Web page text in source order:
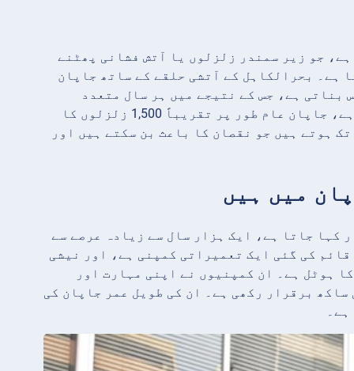
ہے، جو زیر سمندر زلزلوں یا آتش فشانی پھٹنے
ہے۔ بحرالکاہل کے آتشی حلقے کے ساتھ جاپان
ہے، جس کے نتیجے میں ہر سال متعدد
زلزلے آتے ہیں۔ اگرچہ زلزلوں کی صحیح تعداد سالانہ مختلف ہو سکتی ہے، جاپان عام طور پر تقریباً 1,500 زلزلوں کا
ہوتے ہیں جو نقصان کا باعث بن سکتے ہیں اور
کہا جاتا ہے، ایک ہزار سال سے زیادہ عرصے سے
میں کونگو گومی شامل ہے، جو 578 عیسوی میں قائم کی گئی ایک تعمیراتی کمپنی ہے، اور نیشی
گرم چشمے کا ہوٹل ہے۔ ان کمپنیوں نے اپنی مہارت اور
برقرار رکھی ہے۔ ان کی طویل عمر جاپان کی